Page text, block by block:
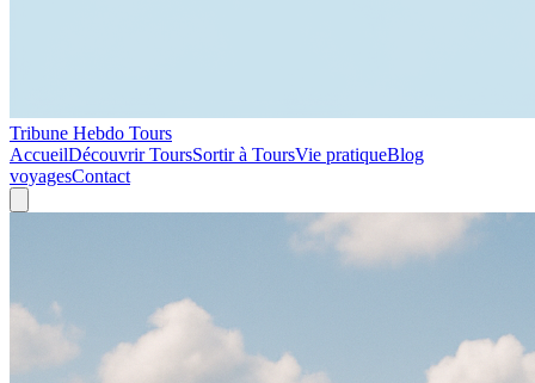
Tribune Hebdo Tours
AccueilDécouvrir ToursSortir à ToursVie pratiqueBlog
voyagesContact